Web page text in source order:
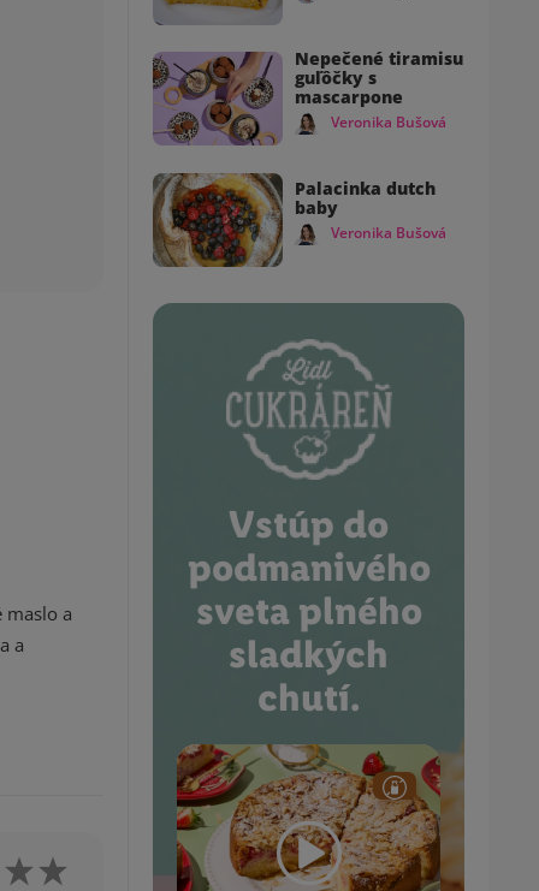
maslo a
a
Nepečené tiramisu
guľôčky s
mascarpone
Veronika Bušová
Palacinka dutch
baby
Veronika Bušová
Vstúp do
podmanivého
sveta plného
sladkých
chutí.